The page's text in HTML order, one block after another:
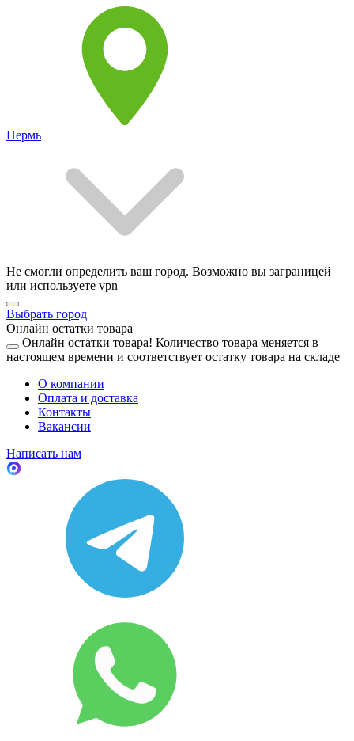
Пермь
Не смогли определить ваш город. Возможно вы заграницей
или используете vpn
Выбрать город
Онлайн остатки товара
Онлайн остатки товара! Количество товара меняется в
настоящем времени и соответствует остатку товара на складе
О компании
Оплата и доставка
Контакты
Вакансии
Написать нам